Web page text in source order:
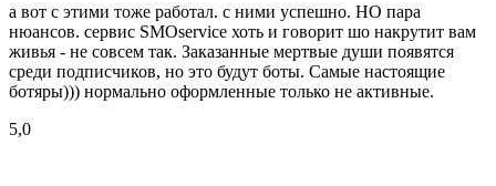
а вот с этими тоже работал. с ними успешно. НО пара
нюансов. сервис SMOservice хоть и говорит шо накрутит вам
живья - не совсем так. Заказанные мертвые души появятся
среди подписчиков, но это будут боты. Самые настоящие
ботяры))) нормально оформленные только не активные.
5,0